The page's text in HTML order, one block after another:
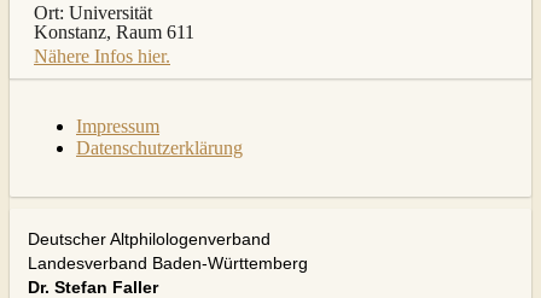
Ort: Universität
Konstanz, Raum 611
Nähere Infos hier.
Impressum
Datenschutzerklärung
Deutscher Altphilologenverband
Landesverband Baden-Württemberg
Dr. Stefan Faller